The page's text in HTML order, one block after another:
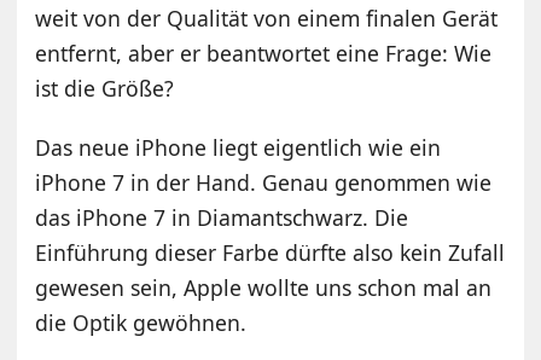
weit von der Qualität von einem finalen Gerät
entfernt, aber er beantwortet eine Frage: Wie
ist die Größe?
Das neue iPhone liegt eigentlich wie ein
iPhone 7 in der Hand. Genau genommen wie
das iPhone 7 in Diamantschwarz. Die
Einführung dieser Farbe dürfte also kein Zufall
gewesen sein, Apple wollte uns schon mal an
die Optik gewöhnen.